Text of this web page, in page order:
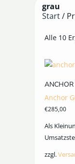
grau
Start/
Alle 10
Anchor
€285,00
Als
zzgl.